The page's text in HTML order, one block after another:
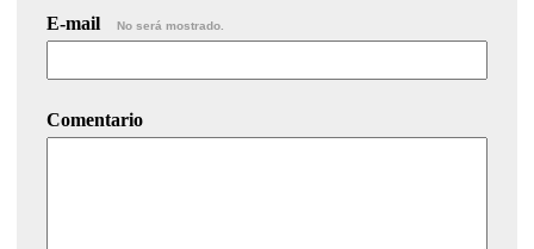
E-mail No será mostrado.
Comentario